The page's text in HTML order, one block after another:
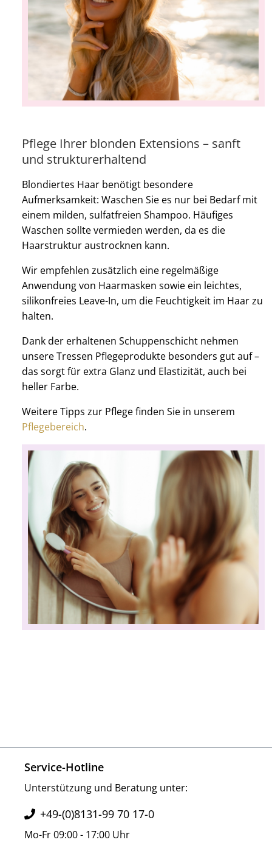
Pflege Ihrer blonden Extensions – sanft
und strukturerhaltend
Blondiertes Haar benötigt besondere
Aufmerksamkeit: Waschen Sie es nur bei Bedarf mit
einem milden, sulfatfreien Shampoo. Häufiges
Waschen sollte vermieden werden, da es die
Haarstruktur austrocknen kann.
Wir empfehlen zusätzlich eine regelmäßige
Anwendung von Haarmasken sowie ein leichtes,
silikonfreies Leave-In, um die Feuchtigkeit im Haar zu
halten.
Dank der erhaltenen Schuppenschicht nehmen
unsere Tressen Pflegeprodukte besonders gut auf –
das sorgt für extra Glanz und Elastizität, auch bei
heller Farbe.
Weitere Tipps zur Pflege finden Sie in unserem
Pflegebereich.
Service-Hotline
Unterstützung und Beratung unter:
+49-(0)8131-99 70 17-0
Mo-Fr 09:00 - 17:00 Uhr